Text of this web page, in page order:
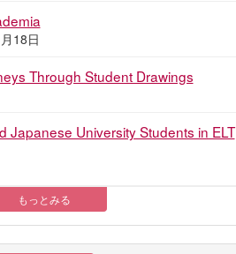
18日
Through Student Drawings
Japanese University Students in ELT
もっとみる